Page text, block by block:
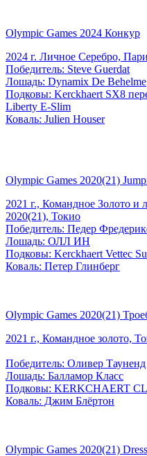
Olympic Games 2024 Конкур
2024 г. Личное Серебро,
Победитель: Steve Guerdat
Лошадь: Dynamix De Behelme
Подковы: Kerckhaert SX8
Liberty E-Slim
Коваль: Julien Houser
Olympic Games 2020(21)
2021 г., Командное Золото
2020(21), Токио
Победитель: Педер
Лошадь: ОЛЛ ИН
Подковы: Kerckhaert Vettec
Коваль: Петер Глинберг
Olympic Games 2020(21)
2021 г., Командное золото,
Победитель: Оливер Тауненд
Лошадь: Балламор Класс
Подковы: KERKCHAERT
Коваль: Джим Блёртон
Olympic Games 2020(21)